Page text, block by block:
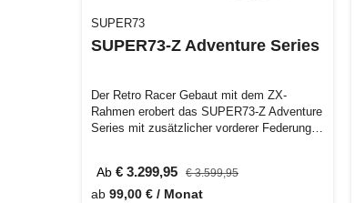
SUPER73
SUPER73-Z Adventure Series
Der Retro Racer Gebaut mit dem ZX-
Rahmen erobert das SUPER73-Z Adventure
Series mit zusätzlicher vorderer Federung,
Ab € 3.299,95 € 3.599,95
ab 99,00 € / Monat